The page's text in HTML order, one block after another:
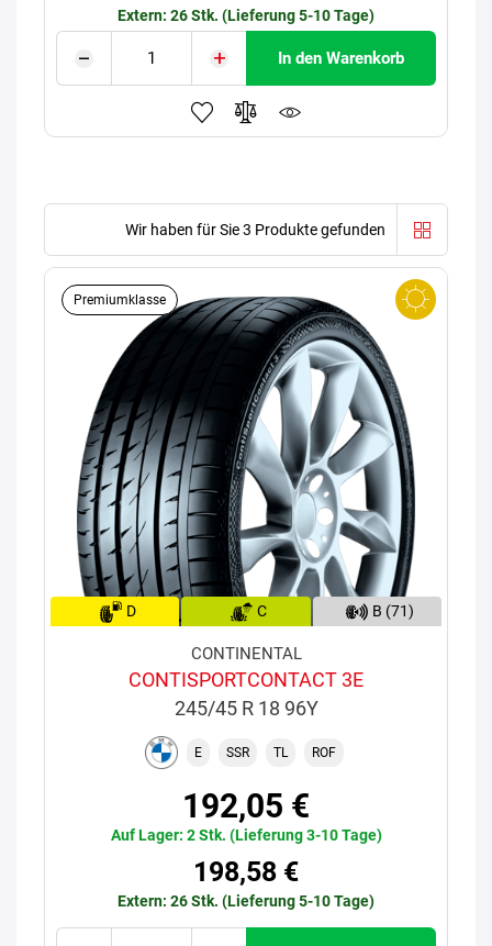
Extern: 26 Stk. (Lieferung 5-10 Tage)
In den Warenkorb
Wir haben für Sie 3 Produkte gefunden
Premiumklasse
D C B (71)
CONTINENTAL
CONTISPORTCONTACT 3E
245/45 R 18 96Y
E SSR TL ROF
192,05 €
Auf Lager: 2 Stk. (Lieferung 3-10 Tage)
198,58 €
Extern: 26 Stk. (Lieferung 5-10 Tage)